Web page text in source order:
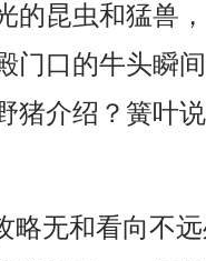
的昆虫和猛兽
门口的牛头瞬
猪介绍？簧叶
无和看向不